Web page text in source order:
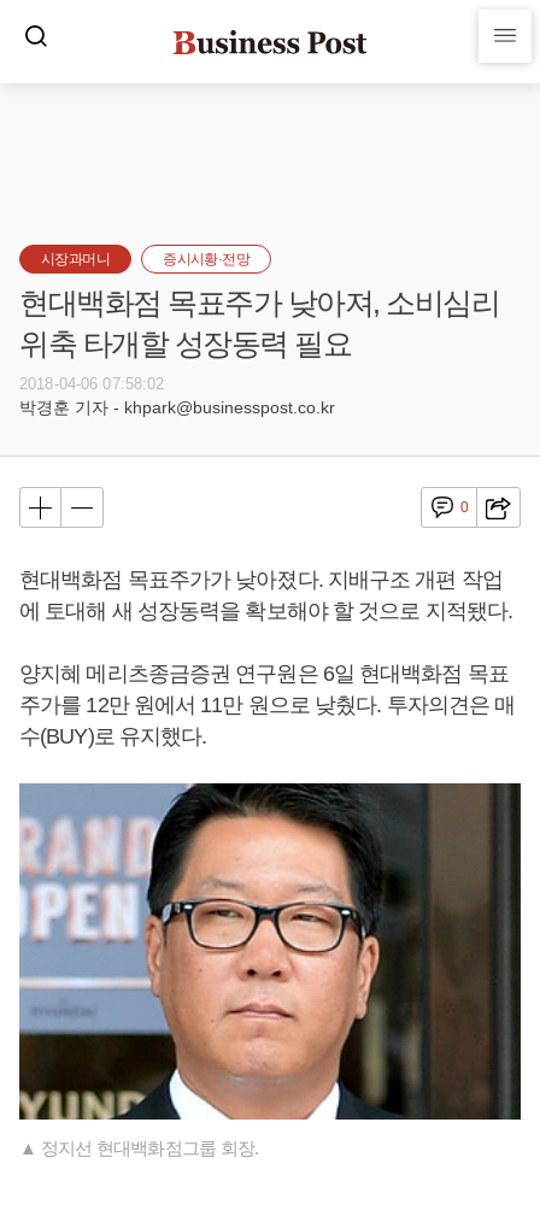
시장과머니 증시시황·전망
현대백화점 목표주가 낮아져, 소비심리
위축 타개할 성장동력 필요
2018-04-06 07:58:02
박경훈 기자 - khpark@businesspost.co.kr
0
현대백화점 목표주가가 낮아졌다. 지배구조 개편 작업
에 토대해 새 성장동력을 확보해야 할 것으로 지적됐다.
양지혜 메리츠종금증권 연구원은 6일 현대백화점 목표
주가를 12만 원에서 11만 원으로 낮췄다. 투자의견은 매
수(BUY)로 유지했다.
▲ 정지선 현대백화점그룹 회장.